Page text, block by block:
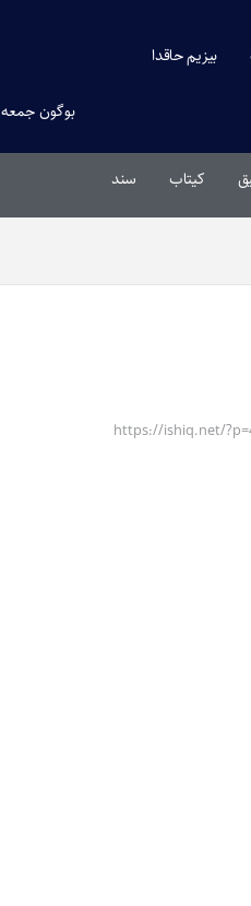
بیزیم حاقدا
بوگون جمعه ۱۶ مرداد ۱۴۰۵
کیتاب سند
https://ishiq.net/